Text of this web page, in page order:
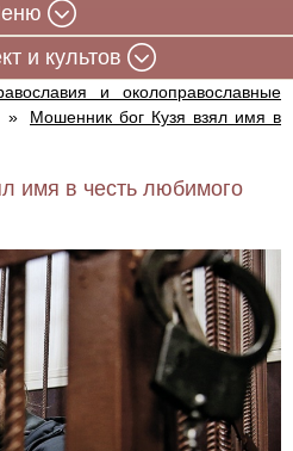
и культов
и околоправославные
»
Мошенник бог Кузя взял имя в
имя в честь любимого